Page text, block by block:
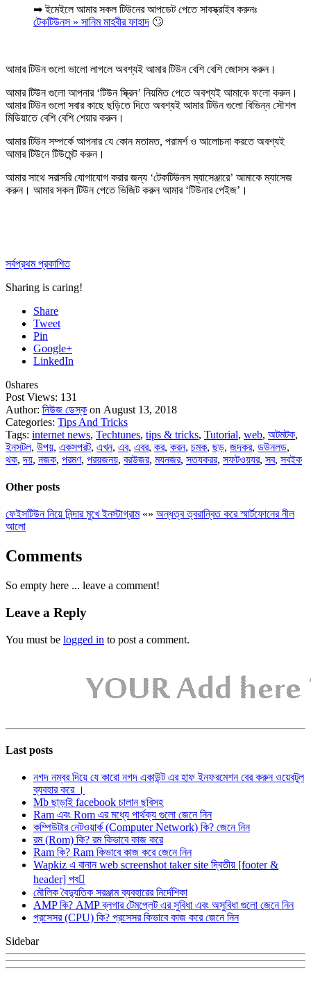
➡ ইমেইলে আমার সকল টিউনের আপডেট পেতে সাবস্ক্রাইব করুনঃ
টেকটিউনস » সানিম মাহবীর ফাহাদ 🙄
আমার টিউন গুলো ভালো লাগলে অবশ্যই আমার টিউন বেশি বেশিজোসস করুন।
আমার টিউন গুলো আপনার ‘টিউন স্ক্রিন’ নিয়মিত পেতে অবশ্যই আমাকে ফলো করুন।
আমার টিউন গুলো সবার কাছে ছড়িতে দিতে অবশ্যই আমার টিউন গুলো বিভিন্ন সৌশল
মিডিয়াতে বেশি বেশিশেয়ার করুন।
আমার টিউন সম্পর্কে আপনার যে কোন মতামত, পরামর্শ ও আলোচনা করতে অবশ্যই
আমার টিউনেটিউমেন্ট করুন।
আমার সাথে সরাসরি যোগাযোগ করার জন্য ‘টেকটিউনস ম্যাসেঞ্জারে’ আমাকেম্যাসেজ
করুন। আমার সকল টিউন পেতে ভিজিট করুন আমার ‘টিউনার পেইজ’ ।
সর্বপ্রথম প্রকাশিত
Sharing is caring!
Share
Tweet
Pin
Google+
LinkedIn
0shares
Post Views: 131
Author: নিউজ ডেস্ক on August 13, 2018
Categories: Tips And Tricks
Tags: internet news, Techtunes, tips & tricks, Tutorial, web, অটমটক,
ইনসটল, উপয়, একসপরট, এখন, এব, এবর, কর, করন, চমক, ছড়, জদকর, ডউনলড,
থক,দয়, নজক, পরমণ, পরয়জনয়, বরউজর, মযনজর, সতযকরর, সফটওয়যর, সব, সবইক
Other posts
ফেইসটিউন নিয়ে নিন্দার মুখে ইনস্টাগ্রাম«» অন্ধত্ব ত্বরান্বিত করে স্মার্টফোনের নীল
আলো
Comments
So empty here ... leave a comment!
Leave a Reply
You must be logged in to post a comment.
Last posts
নগদ নম্বর দিয়ে যে কারো নগদ একাউন্ট এর হাফ ইনফরমেশন বের করুন ওয়েবটুল
ব্যবহার করে ।
Mb ছাড়াই facebook চালান ছবিসহ
Ram এবং Rom এর মধ্যে পার্থক্য গুলো জেনে নিন
কম্পিউটার নেটওয়ার্ক (Computer Network) কি? জেনে নিন
রম (Rom) কি? রম কিভাবে কাজ করে
Ram কি? Ram কিভাবে কাজ করে জেনে নিন
Wapkiz এ বানান web screenshot taker site দ্বিতীয় [footer &
header] পব
মৌলিক বৈদ্যুতিক সরঞ্জাম ব্যবহারের নির্দেশিকা
AMP কি? AMP ব্লগার টেমপ্লেট এর সুবিধা এবং অসুবিধা গুলো জেনে নিন
প্রসেসর (CPU) কি? প্রসেসর কিভাবে কাজ করে জেনে নিন
Sidebar